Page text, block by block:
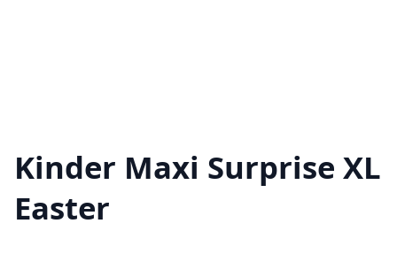
Kinder Maxi Surprise XL
Easter